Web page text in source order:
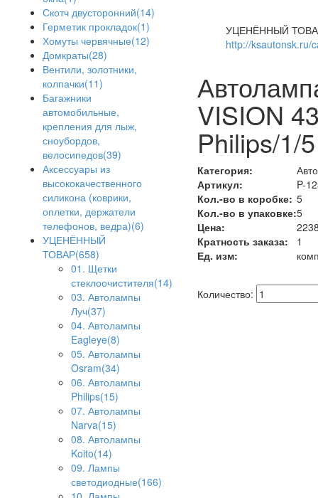
Скотч двусторонний(14)
Герметик прокладок(1)
Хомуты червячные(12)
Домкраты(28)
Вентили, золотники,
колпачки(11)
Багажники
автомобильные,
крепления для лыж,
сноубордов,
велосипедов(39)
Аксессуары из
высококачественного
силикона (коврики,
оплетки, держатели
телефонов, ведра)(6)
УЦЕНЁННЫЙ
ТОВАР(658)
01. Щетки
стеклоочистителя(14)
03. Автолампы
Луч(37)
04. Автолампы
Eagleye(8)
05. Автолампы
Osram(34)
06. Автолампы
Philips(15)
07. Автолампы
Narva(15)
08. Автолампы
Koito(14)
09. Лампы
светодиодные(166)
УЦЕНЁННЫЙ
http://ksautonsk.ru/
VISION
Philips/1/5
Категория:
Артикул:
P-
Кол.-во в коробке: 5
Кол.-во в упаковке:5
Цена:
Кратность заказа:
1
Ед. изм:
Количество: